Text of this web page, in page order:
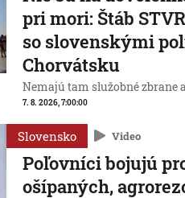
pri mori: Štáb
so slovenskými
Chorvátsku
Nemajú tam služobné zbrane
7. 8. 2026, 7:00:00
Slovensko Video
Poľovníci bojujú
ošípaných,